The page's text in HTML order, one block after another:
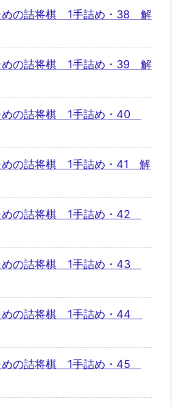
めの詰将棋 1手詰め・38 解
めの詰将棋 1手詰め・39 解
めの詰将棋 1手詰め・40
めの詰将棋 1手詰め・41 解
めの詰将棋 1手詰め・42
めの詰将棋 1手詰め・43
めの詰将棋 1手詰め・44
めの詰将棋 1手詰め・45